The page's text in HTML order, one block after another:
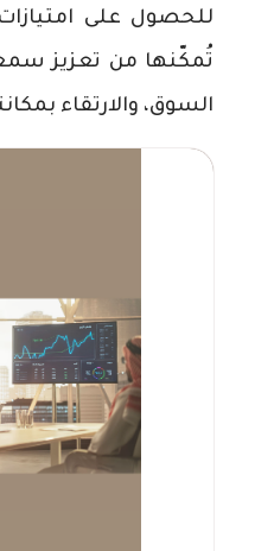
للحصول على
تُمكّنها من تعزيز
السوق، والارتقاء